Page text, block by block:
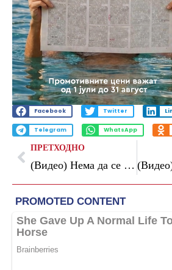
Facebook Twitter
Telegram WhatsApp
ПРЕТХОДНО
(Видео) Нема да се поместиме ниту милиметар додека не видиме испорака од бугарска страна, кажа Мицкоски